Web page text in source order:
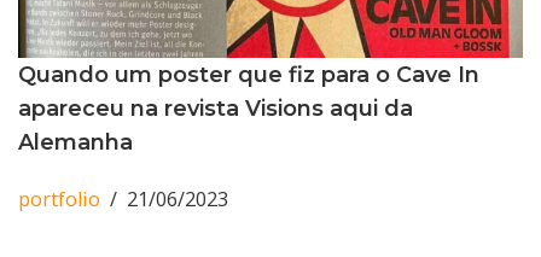
Quando um poster que fiz para o Cave In
apareceu na revista Visions aqui da
Alemanha
portfolio 21/06/2023